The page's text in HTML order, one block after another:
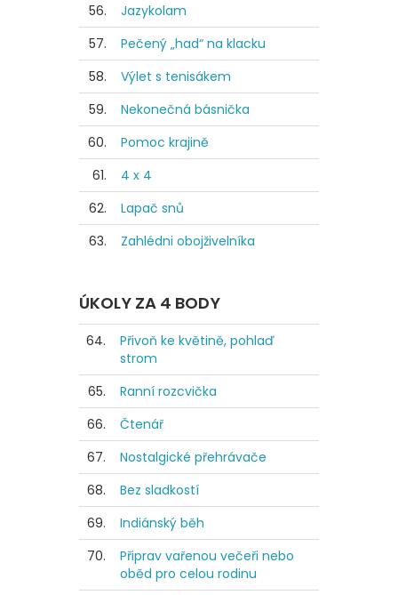
56.
Jazykolam
57.
Pečený „had“ na klacku
58.
Výlet s tenisákem
59.
Nekonečná básnička
60.
Pomoc krajině
61.
4 x 4
62.
Lapač snů
63.
Zahlédni obojživelníka
ÚKOLY ZA 4 BODY
64.
Přivoň ke květině, pohlaď
strom
65.
Ranní rozcvička
66.
Čtenář
67.
Nostalgické přehrávače
68.
Bez sladkostí
69.
Indiánský běh
70.
Připrav vařenou večeři nebo
oběd pro celou rodinu